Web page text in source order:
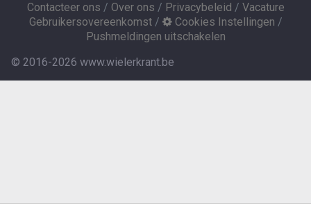
Contacteer ons / Over ons / Privacybeleid / Vacature
Gebruikersovereenkomst/ Cookies Instellingen /
Pushmeldingen uitschakelen
© 2016-2026 www.wielerkrant.be